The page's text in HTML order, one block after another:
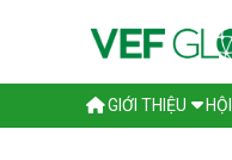
GIỚI THIỆU